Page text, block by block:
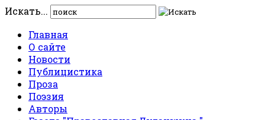
Искать...
Главная
О сайте
Новости
Публицистика
Проза
Поэзия
Авторы